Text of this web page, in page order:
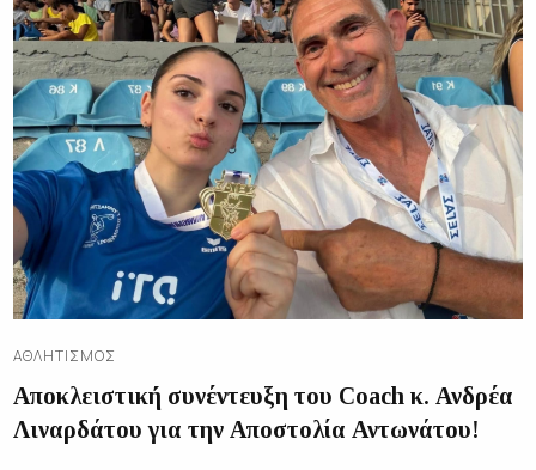
ΑΘΛΗΤΙΣΜΌΣ
Αποκλειστική συνέντευξη του Coach κ. Ανδρέα
Λιναρδάτου για την Αποστολία Αντωνάτου!